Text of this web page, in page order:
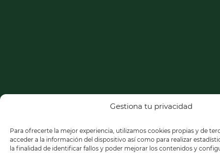
Gestiona tu privacidad
Para ofrecerte la mejor experiencia, utilizamos cookies propias y de
acceder a la información del dispositivo así como para realizar
la finalidad de identificar fallos y poder mejorar los contenidos y